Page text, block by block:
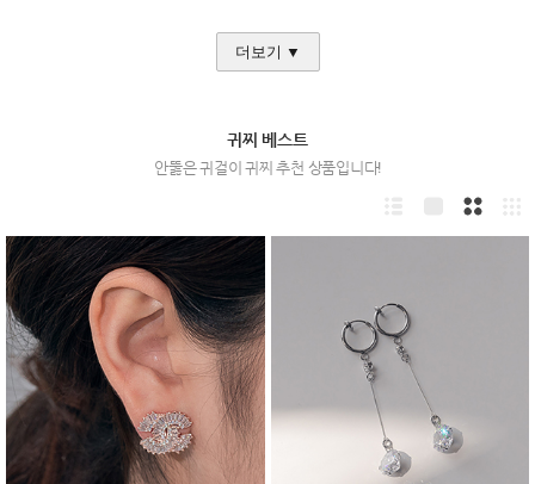
더보기 ▼
귀찌 베스트
안뚫은 귀걸이 귀찌 추천 상품입니다!